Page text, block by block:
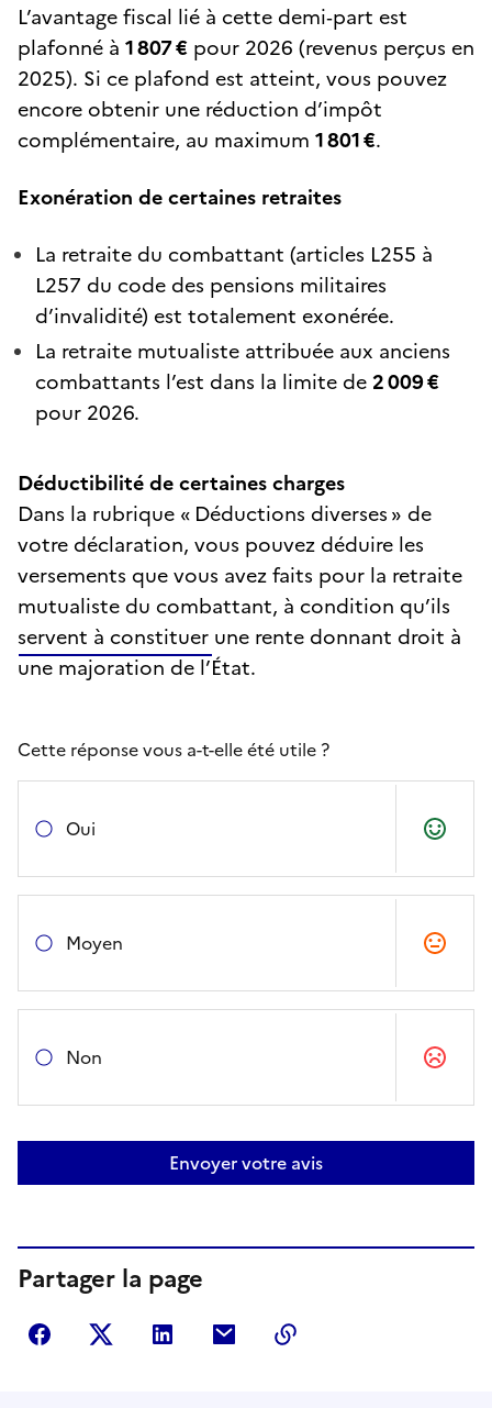
L’avantage fiscal lié à cette demi‑part est
plafonné à 1 807 € pour 2026 (revenus perçus en
2025). Si ce plafond est atteint, vous pouvez
encore obtenir une réduction d’impôt
complémentaire, au maximum 1 801 €.
Exonération de certaines retraites
La retraite du combattant (articles L255 à
L257 du code des pensions militaires
d’invalidité) est totalement exonérée.
La retraite mutualiste attribuée aux anciens
combattants l’est dans la limite de 2 009 €
pour 2026.
Déductibilité de certaines charges
Dans la rubrique « Déductions diverses » de
votre déclaration, vous pouvez déduire les
versements que vous avez faits pour la retraite
mutualiste du combattant, à condition qu’ils
servent à constituer une rente donnant droit à
une majoration de l’État.
Cette réponse vous a-t-elle été utile ?
Oui
Moyen
Non
Envoyer votre avis
Partager la page
Partager sur Facebook
Partager sur Twitter
Partager sur LinkedIn
Partager par courriel